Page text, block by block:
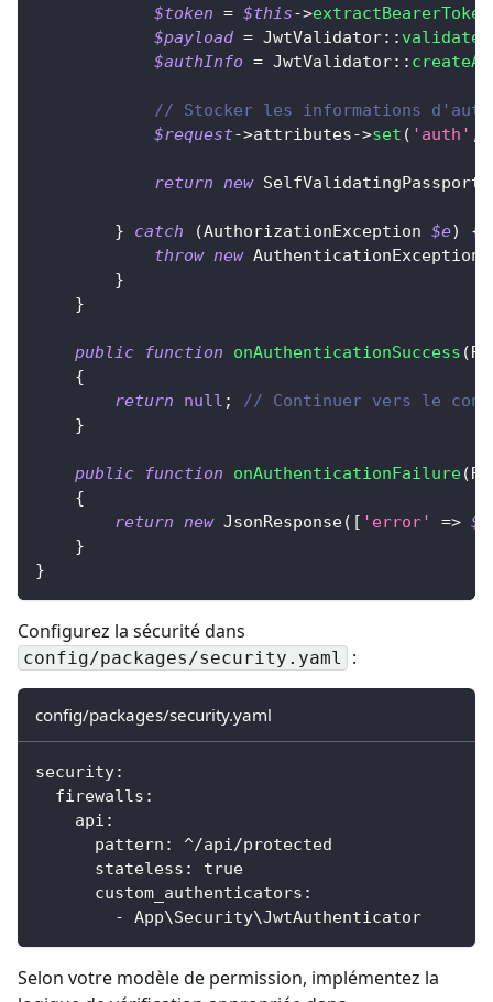
$token = $this->extractBearerToken
$payload = JwtValidator::
$authInfo = JwtValidator::
// Stocker les informations
$request->attributes->set ( 'auth' ,
return new SelfValidatingPassport
} catch (AuthorizationException $e)
{
throw new AuthenticationException
}
}
public function onAuthenticationSuccess (
{
return
null ;
// Continuer vers le
}
public function onAuthenticationFailure(
{
return
new JsonResponse( [ 'error' =>
}
}
Configurez la sécurité dans
config/packages/security.yaml :
config/packages/security.yaml
security:
firewalls :
api :
pattern :
^/api/protected
stateless :
true
custom_authenticators :
-
App\Security\JwtAuthenticator
Selon votre modèle de permission, implémentez la